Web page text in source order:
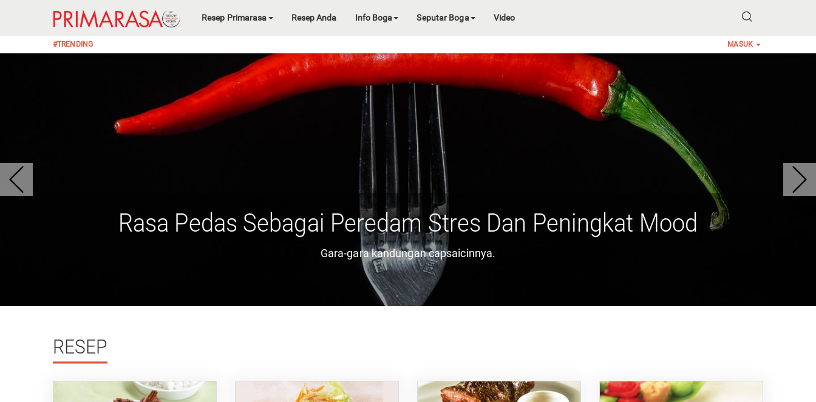
Resep Primarasa Resep Anda Info Boga Seputar Boga Video
#TRENDING MASUK
Rasa Pedas Sebagai Peredam Stres Dan Peningkat Mood
Gara-gara kandungan capsaicinnya.
RESEP